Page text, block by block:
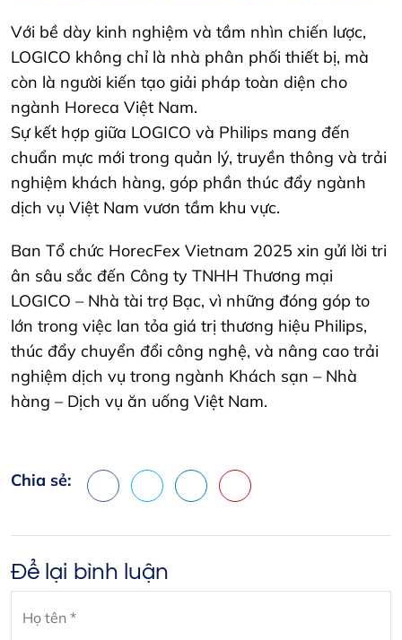
Với bề dày kinh nghiệm và tầm nhìn chiến lược,
LOGICO không chỉ là nhà phân phối thiết bị, mà
còn là người kiến tạo giải pháp toàn diện cho
ngành Horeca Việt Nam.
Sự kết hợp giữa LOGICO và Philips mang đến
chuẩn mực mới trong quản lý, truyền thông và trải
nghiệm khách hàng, góp phần thúc đẩy ngành
dịch vụ Việt Nam vươn tầm khu vực.
Ban Tổ chức HorecFex Vietnam 2025 xin gửi lời tri
ân sâu sắc đến Công ty TNHH Thương mại
LOGICO – Nhà tài trợ Bạc, vì những đóng góp to
lớn trong việc lan tỏa giá trị thương hiệu Philips,
thúc đẩy chuyển đổi công nghệ, và nâng cao trải
nghiệm dịch vụ trong ngành Khách sạn – Nhà
hàng – Dịch vụ ăn uống Việt Nam.
Chia sẻ:
Facebook
X LinkedInPinterest
Để lại bình luận
blank